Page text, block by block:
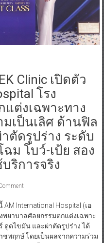
Clinic เปิดตัว
โรง
ต่งเฉพาะทาง
เป็นเลิศ ด้านฟิล
ตัดรูปร่าง ระดับ
ม โบว์-เป้ย สอง
ริการจริง
International Hospital (เอ
พยาบาลศัลยกรรมตกแต่งเฉพาะ
ดูดไขมัน และผ่าตัดรูปร่าง ได้
ชพฤกษ์ โดยเป็นผลจากความร่วม